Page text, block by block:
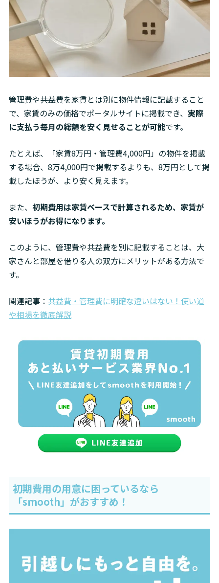
管理費や共益費を家賃とは別に物件情報に記載すること
で、家賃のみの価格でポータルサイトに掲載でき、 実際
に支払う毎月の総額を安く見せることが可能です。
たとえば、「家賃8万円・管理費4,000円」の物件を掲載
する場合、8万4,000円で掲載するよりも、8万円として掲
載したほうが、より安く見えます。
また、 初期費用は家賃ベースで計算されるため、家賃が
安いほうがお得になります。
このように、管理費や共益費を別に記載することは、大
家さんと部屋を借りる人の双方にメリットがある方法で
す。
関連記事： 共益費・管理費に明確な違いはない！使い道
や相場を徹底解説
初期費用の用意に困っているなら
「smooth」がおすすめ！